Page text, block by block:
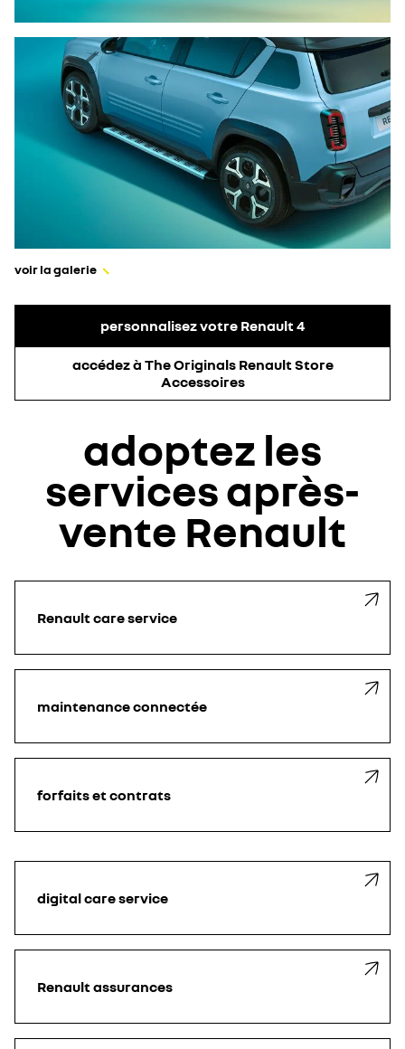
voir la galerie
personnalisez votre Renault 4
accédez à The Originals Renault Store
Accessoires
adoptez les
services après-
vente Renault
Renault care service
maintenance connectée ​
forfaits et contrats
digital care service
Renault assurances